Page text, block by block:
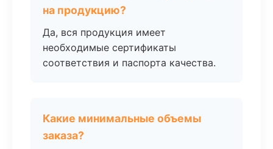
на продукцию?
Да, вся продукция имеет
необходимые сертификаты
соответствия и паспорта качества.
Какие минимальные объемы
заказа?